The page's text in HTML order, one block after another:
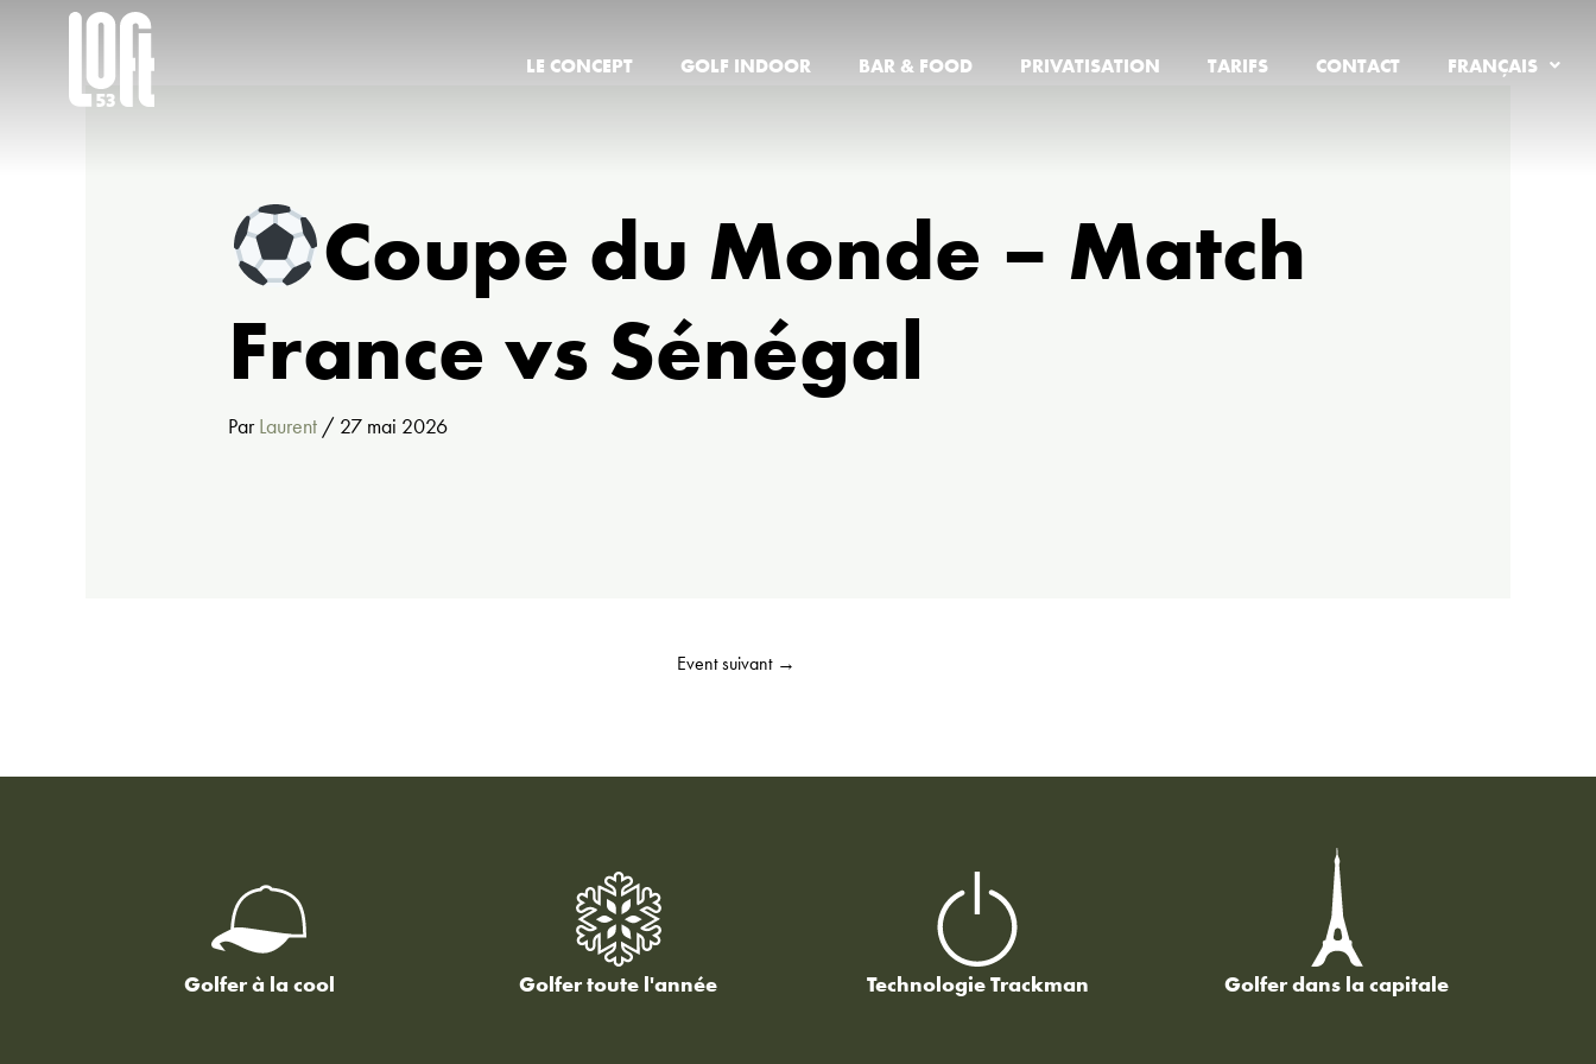
LE CONCEPT GOLF INDOOR BAR & FOOD PRIVATISATION TARIFS CONTACT FRANÇAIS
Coupe du Monde – Match
France vs Sénégal
ParLaurent / 27 mai 2026
Event suivant →
Golfer à la cool Golfer toute l'année Technologie Trackman Golfer dans la capitale